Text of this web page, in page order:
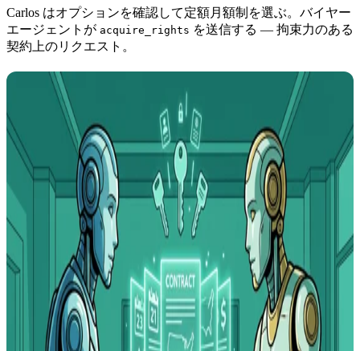
Carlos はオプションを確認して定額月額制を選ぶ。バイヤー
エージェントが acquire_rights を送信する — 拘束力のある
契約上のリクエスト。